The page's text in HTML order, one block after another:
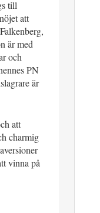
till
att
är med
och
PN
är
att
charmig
vinna på